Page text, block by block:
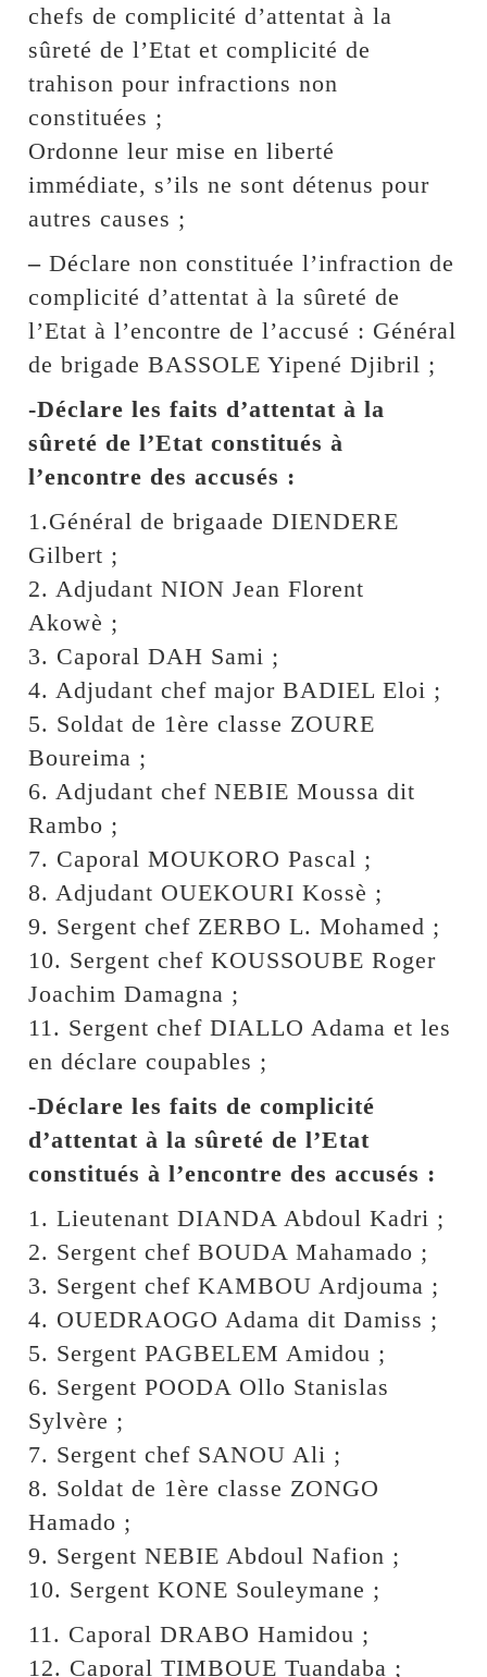
chefs de complicité d’attentat à la
sûreté de l’Etat et complicité de
trahison pour infractions non
constituées ;
Ordonne leur mise en liberté
immédiate, s’ils ne sont détenus pour
autres causes ;
– Déclare non constituée l’infraction de
complicité d’attentat à la sûreté de
l’Etat à l’encontre de l’accusé : Général
de brigade BASSOLE Yipené Djibril ;
-Déclare les faits d’attentat à la
sûreté de l’Etat constitués à
l’encontre des accusés :
1.Général de brigaade DIENDERE
Gilbert ;
2. Adjudant NION Jean Florent
Akowè ;
3. Caporal DAH Sami ;
4. Adjudant chef major BADIEL Eloi ;
5. Soldat de 1ère classe ZOURE
Boureima ;
6. Adjudant chef NEBIE Moussa dit
Rambo ;
7. Caporal MOUKORO Pascal ;
8. Adjudant OUEKOURI Kossè ;
9. Sergent chef ZERBO L. Mohamed ;
10. Sergent chef KOUSSOUBE Roger
Joachim Damagna ;
11. Sergent chef DIALLO Adama et les
en déclare coupables ;
-Déclare les faits de complicité
d’attentat à la sûreté de l’Etat
constitués à l’encontre des accusés :
1. Lieutenant DIANDA Abdoul Kadri ;
2. Sergent chef BOUDA Mahamado ;
3. Sergent chef KAMBOU Ardjouma ;
4. OUEDRAOGO Adama dit Damiss ;
5. Sergent PAGBELEM Amidou ;
6. Sergent POODA Ollo Stanislas
Sylvère ;
7. Sergent chef SANOU Ali ;
8. Soldat de 1ère classe ZONGO
Hamado ;
9. Sergent NEBIE Abdoul Nafion ;
10. Sergent KONE Souleymane ;
11. Caporal DRABO Hamidou ;
12. Caporal TIMBOUE Tuandaba ;